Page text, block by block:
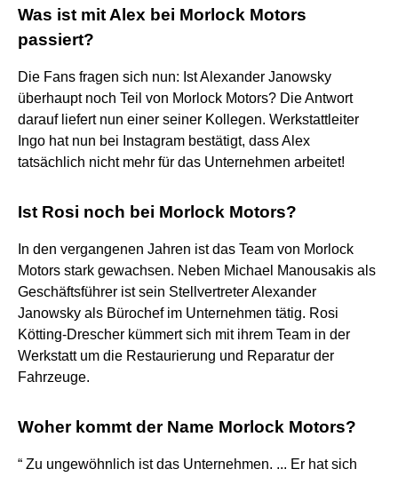
Was ist mit Alex bei Morlock Motors
passiert?
Die Fans fragen sich nun: Ist Alexander Janowsky
überhaupt noch Teil von Morlock Motors? Die Antwort
darauf liefert nun einer seiner Kollegen. Werkstattleiter
Ingo hat nun bei Instagram bestätigt, dass Alex
tatsächlich nicht mehr für das Unternehmen arbeitet!
Ist Rosi noch bei Morlock Motors?
In den vergangenen Jahren ist das Team von Morlock
Motors stark gewachsen. Neben Michael Manousakis als
Geschäftsführer ist sein Stellvertreter Alexander
Janowsky als Bürochef im Unternehmen tätig. Rosi
Kötting-Drescher kümmert sich mit ihrem Team in der
Werkstatt um die Restaurierung und Reparatur der
Fahrzeuge.
Woher kommt der Name Morlock Motors?
“ Zu ungewöhnlich ist das Unternehmen. ... Er hat sich